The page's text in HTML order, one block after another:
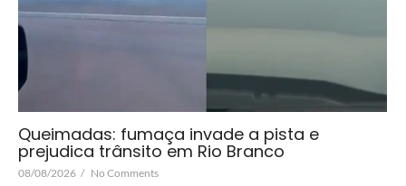
Queimadas: fumaça invade a pista e
prejudica trânsito em Rio Branco
08/08/2026 / No Comments